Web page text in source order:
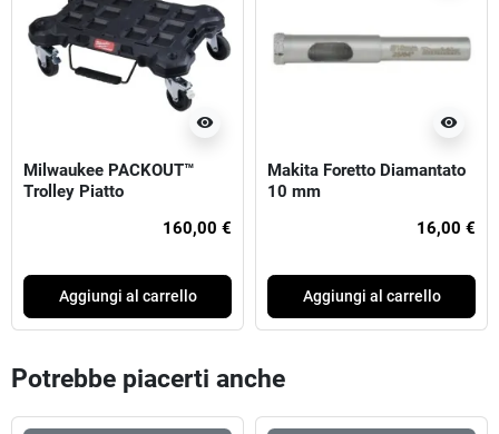
visibility
Milwaukee PACKOUT™
Trolley Piatto
160,00 €
Aggiungi al carrello
visibility
Makita Foretto Diamantato
10 mm
16,00 €
Aggiungi al carrello
Potrebbe piacerti anche